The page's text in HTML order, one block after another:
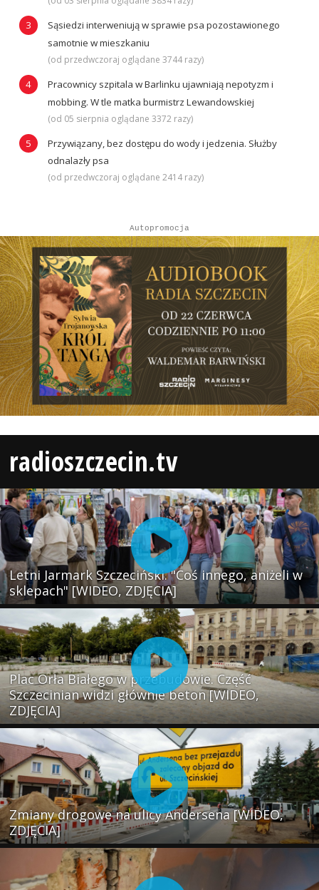
Sąsiedzi interweniują w sprawie psa pozostawionego
samotnie w mieszkaniu
(od przedwczoraj oglądane 3744 razy)
Pracownicy szpitala w Barlinku ujawniają nepotyzm i
mobbing. W tle matka burmistrz Lewandowskiej
(od 05 sierpnia oglądane 3372 razy)
Przywiązany, bez dostępu do wody i jedzenia. Służby
odnalazły psa
(od przedwczoraj oglądane 2414 razy)
Autopromocja
radioszczecin.tv
Letni Jarmark Szczeciński. "Coś innego, aniżeli w
sklepach" [WIDEO, ZDJĘCIA]
Plac Orła Białego w przebudowie. Część
Szczecinian widzi głównie beton [WIDEO,
ZDJĘCIA]
Zmiany drogowe na ulicy Andersena [WIDEO,
ZDJĘCIA]